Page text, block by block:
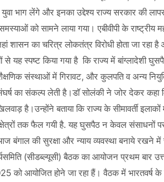
भाग लेंगे और इनका उद्देश्य राज्य सरकार की
को सामने लाया गया। एबीवीपी के राष्ट्रीय
का चरित्र लोकतंत्र विरोधी होता जा रहा
स्पष्ट किया गया है कि राज्य में बांग्लादेशी
संस्थाओं में गिरावट, और कुलपति व अन्य
का संकल्प लेती है।डॉ सोलंकी ने जोर देकर
है।उन्होंने बताया कि राज्य के सीमावर्ती
तक फैल गयी है. यह घुसपैठ न केवल संसाधनों पर
की सुरक्षा और न्याय व्यवस्था बनाये रखने में
(सीडब्ल्यूसी) बैठक का आयोजन प्रथम बार
आयोजित होने जा रहा हैं। वैठक में भारतवर्ष के